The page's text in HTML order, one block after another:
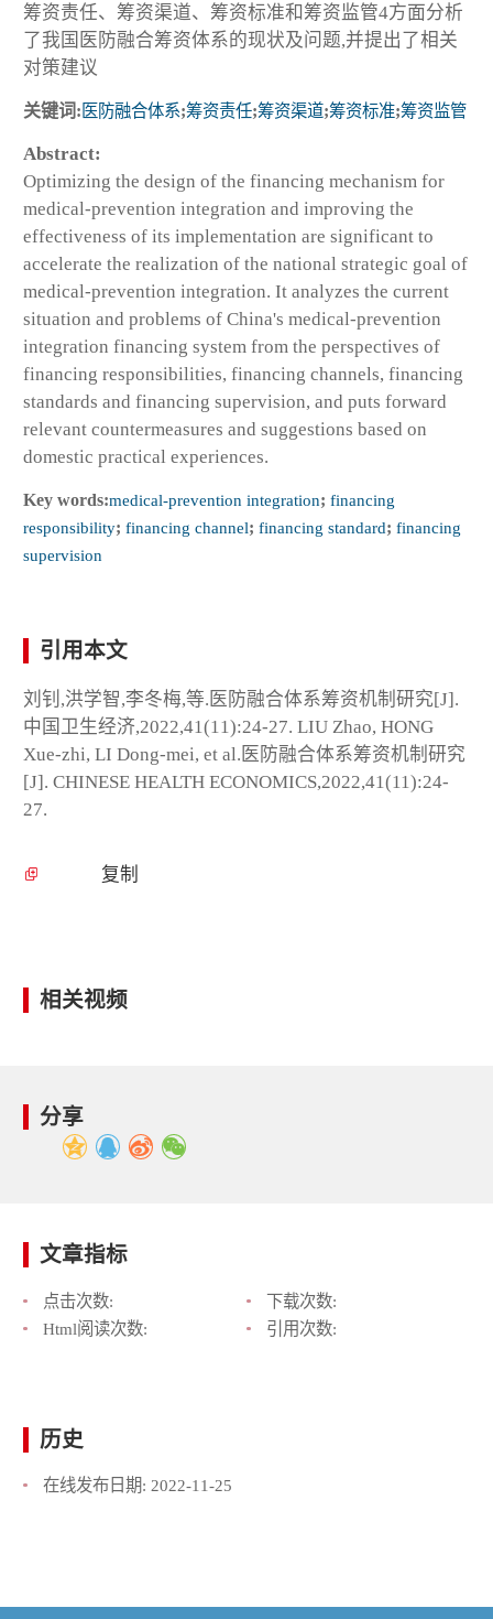
筹资责任、筹资渠道、筹资标准和筹资监管4方面分析
了我国医防融合筹资体系的现状及问题,并提出了相关
对策建议
关键词: 医防融合体系;筹资责任;筹资渠道;筹资标准;筹资监管
Abstract:
Optimizing the design of the financing mechanism for
medical-prevention integration and improving the
effectiveness of its implementation are significant to
accelerate the realization of the national strategic goal of
medical-prevention integration. It analyzes the current
situation and problems of China's medical-prevention
integration financing system from the perspectives of
financing responsibilities, financing channels, financing
standards and financing supervision, and puts forward
relevant countermeasures and suggestions based on
domestic practical experiences.
Key words:medical-prevention integration; financing
responsibility; financing channel; financing standard; financing
supervision
引用本文
刘钊,洪学智,李冬梅,等.医防融合体系筹资机制研究[J].
中国卫生经济,2022,41(11):24-27. LIU Zhao, HONG
Xue-zhi, LI Dong-mei, et al.医防融合体系筹资机制研究
[J]. CHINESE HEALTH ECONOMICS,2022,41(11):24-
27.
复制
相关视频
分享
文章指标
点击次数:
下载次数:
Html阅读次数:
引用次数:
历史
在线发布日期: 2022-11-25